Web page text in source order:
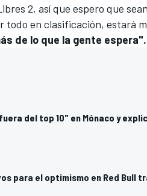
2, así que espero que
todo en clasificación, estará
de lo que la gente espera".
del top 10" en Mónaco y
para el optimismo en Red Bull